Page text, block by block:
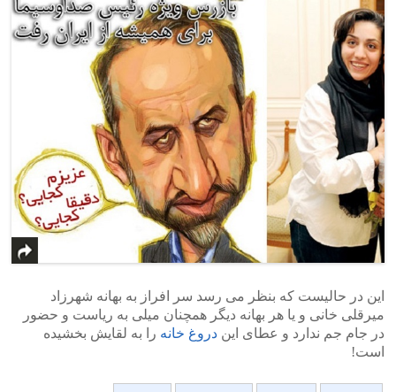
این در حالیست که بنظر می رسد سر افراز به بهانه شهرزاد
میرقلی خانی و یا هر بهانه دیگر همچنان میلی به ریاست و حضور
در جام جم ندارد و عطای این دروغ خانه را به لقایش بخشیده
است!